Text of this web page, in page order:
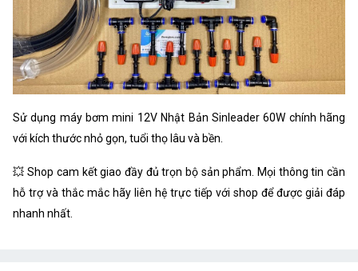
Sử dụng máy bơm mini 12V Nhật Bản Sinleader 60W chính hãng
với kích thước nhỏ gọn, tuổi thọ lâu và bền.
💥 Shop cam kết giao đầy đủ trọn bộ sản phẩm. Mọi thông tin cần
hỗ trợ và thắc mắc hãy liên hệ trực tiếp với shop để được giải đáp
nhanh nhất.